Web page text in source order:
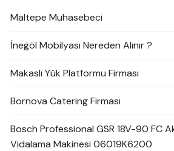
Maltepe Muhasebeci
İnegöl Mobilyası Nereden Alınır ?
Makaslı Yük Platformu Firması
Bornova Catering Firması
Bosch Professional GSR 18V-90 FC
Vidalama Makinesi 06019K6200